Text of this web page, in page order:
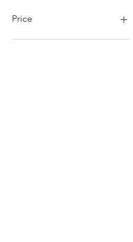
Price